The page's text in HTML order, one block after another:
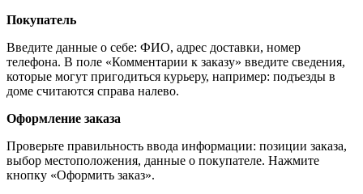
Покупатель
Введите данные о себе: ФИО, адрес доставки, номер
телефона. В поле «Комментарии к заказу» введите сведения,
которые могут пригодиться курьеру, например: подъезды в
доме считаются справа налево.
Оформление заказа
Проверьте правильность ввода информации: позиции заказа,
выбор местоположения, данные о покупателе. Нажмите
кнопку «Оформить заказ».